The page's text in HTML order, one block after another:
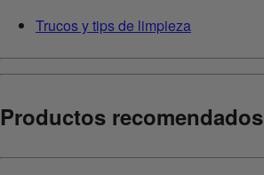
Trucos y tips de limpieza
Productos recomendados